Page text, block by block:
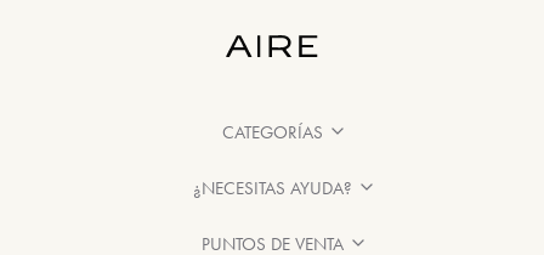
CATEGORÍAS
¿NECESITAS AYUDA?
PUNTOS DE VENTA